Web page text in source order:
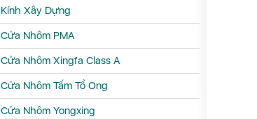
Kính Xây Dựng
Cửa Nhôm PMA
Cửa Nhôm Xingfa Class A
Cửa Nhôm Tấm Tổ Ong
Cửa Nhôm Yongxing